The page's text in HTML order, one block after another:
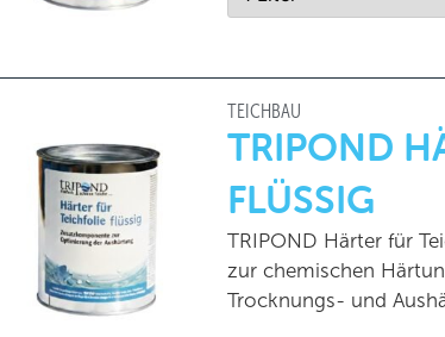
TEICHBAU
TRIPOND
FLÜSSIG
TRIPOND Härter für
zur chemischen
Trocknungs- und